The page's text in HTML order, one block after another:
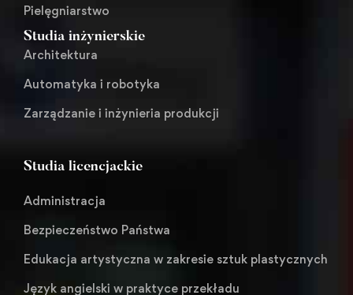
Pielęgniarstwo
Studia inżynierskie
Architektura
Automatyka i robotyka
Zarządzanie i inżynieria produkcji
Studia licencjackie
Administracja
Bezpieczeństwo Państwa
Edukacja artystyczna w zakresie sztuk plastycznych
Język angielski w praktyce przekładu